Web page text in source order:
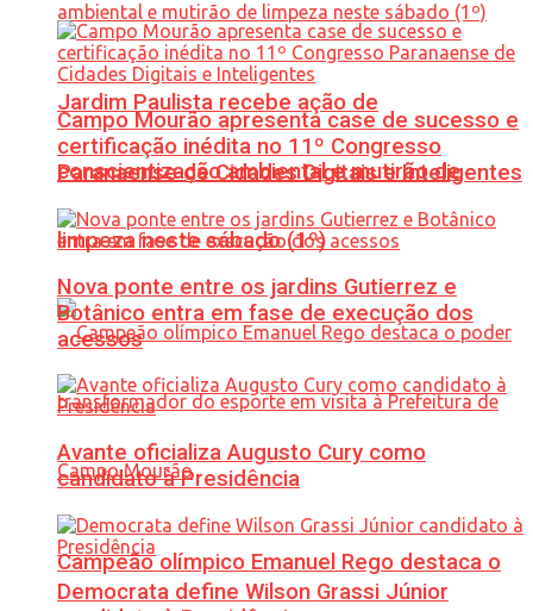
Jardim Paulista recebe ação de
conscientização ambiental e mutirão de
limpeza neste sábado (1º)
Campeão olímpico Emanuel Rego destaca o
Campo Mourão apresenta case de sucesso e
certificação inédita no 11º Congresso
Paranaense de Cidades Digitais e Inteligentes
Nova ponte entre os jardins Gutierrez e
Botânico entra em fase de execução dos
acessos
Avante oficializa Augusto Cury como
candidato à Presidência
Democrata define Wilson Grassi Júnior